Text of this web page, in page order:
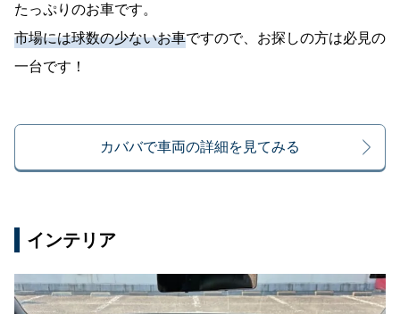
たっぷりのお車です。
市場には球数の少ないお車ですので、お探しの方は必見の
一台です！
カババで車両の詳細を見てみる
インテリア